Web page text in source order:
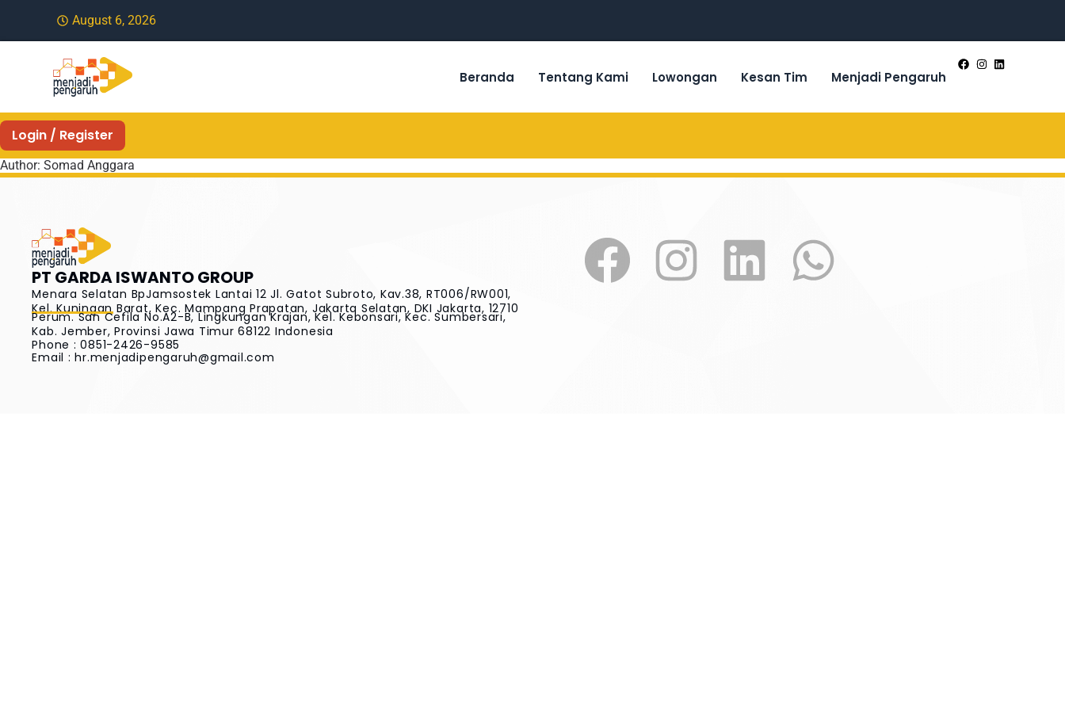
August 6, 2026
Beranda Tentang Kami Lowongan Kesan Tim Menjadi Pengaruh
Login / Register
Author: Somad Anggara
PT GARDA ISWANTO GROUP
Menara Selatan BpJamsostek Lantai 12 Jl. Gatot Subroto, Kav.38, RT006/RW001,
Kel. Kuningan Barat, Kec. Mampang Prapatan, Jakarta Selatan, DKI Jakarta, 12710
Perum. San Cefila No.A2-B, Lingkungan Krajan, Kel. Kebonsari, Kec. Sumbersari,
Kab. Jember, Provinsi Jawa Timur 68122 Indonesia
Phone : 0851-2426-9585
Email :hr.menjadipengaruh@gmail.com